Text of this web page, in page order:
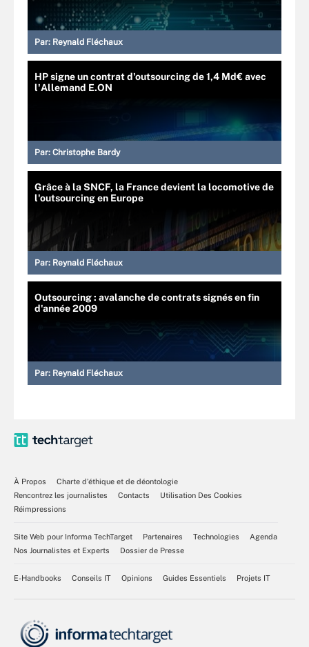
Par: Reynald Fléchaux
HP signe un contrat d'outsourcing de 1,4 Md€ avec
l'Allemand E.ON
Par: Christophe Bardy
Grâce à la SNCF, la France devient la locomotive de
l'outsourcing en Europe
Par: Reynald Fléchaux
Outsourcing : avalanche de contrats signés en fin
d'année 2009
Par: Reynald Fléchaux
À Propos
Charte d’éthique et de déontologie
Rencontrez les journalistes
Contacts
Utilisation Des Cookies
Réimpressions
Site Web pour Informa TechTarget Partenaires Technologies
Agenda
Nos Journalistes et Experts
Dossier de Presse
E-Handbooks Conseils IT Opinions Guides Essentiels Projets IT